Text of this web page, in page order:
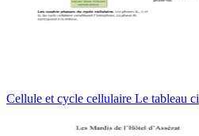
Cellule et cycle cellulaire Le tableau ci